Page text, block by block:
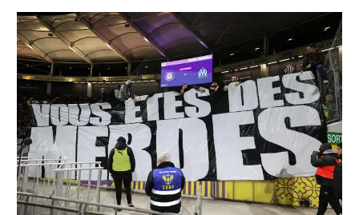
הצטרפות לחבילת הערוצים
לוח דרושים – ג'ובנט
תגיות
המגזין